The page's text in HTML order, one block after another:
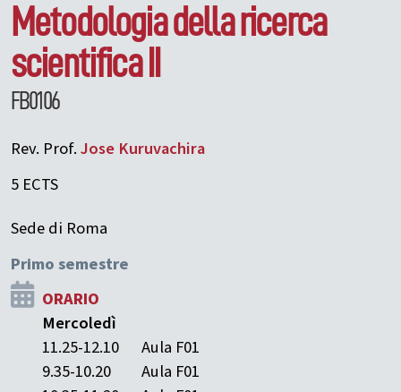
Metodologia della ricerca
scientifica II
FB0106
Rev. Prof.Jose Kuruvachira
5 ECTS
Sede di Roma
Primo semestre
ORARIO
Mercoledì
11.25-12.10
Aula F01
9.35-10.20
Aula F01